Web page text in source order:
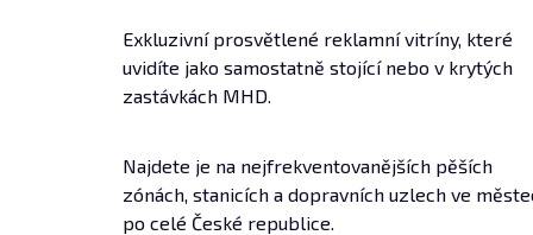
Exkluzivní prosvětlené reklamní vitríny, které
uvidíte jako samostatně stojící nebo v krytých
zastávkách MHD.
Najdete je na nejfrekventovanějších pěších
zónách, stanicích a dopravních uzlech ve
po celé České republice.